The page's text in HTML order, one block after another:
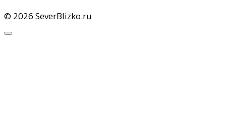
© 2026 SeverBlizko.ru